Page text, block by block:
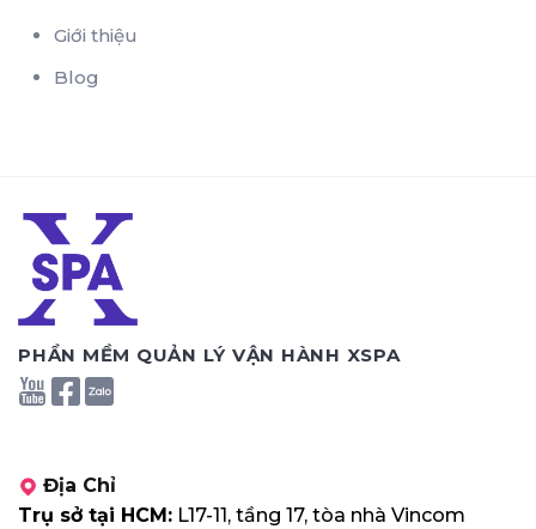
Giới thiệu
Blog
PHẦN MỀM QUẢN LÝ VẬN HÀNH XSPA
Địa Chỉ
Trụ sở tại HCM: L17-11, tầng 17, tòa nhà Vincom